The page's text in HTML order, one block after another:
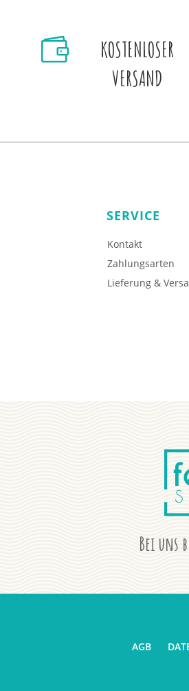

KOSTENLOSER
VERSAND
SERVICE
Kontakt
Zahlungsarten
Lieferung &
Bei uns
AGB